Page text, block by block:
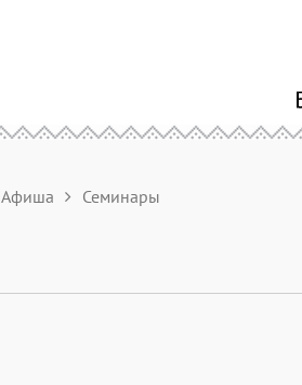
Афиша Семинары